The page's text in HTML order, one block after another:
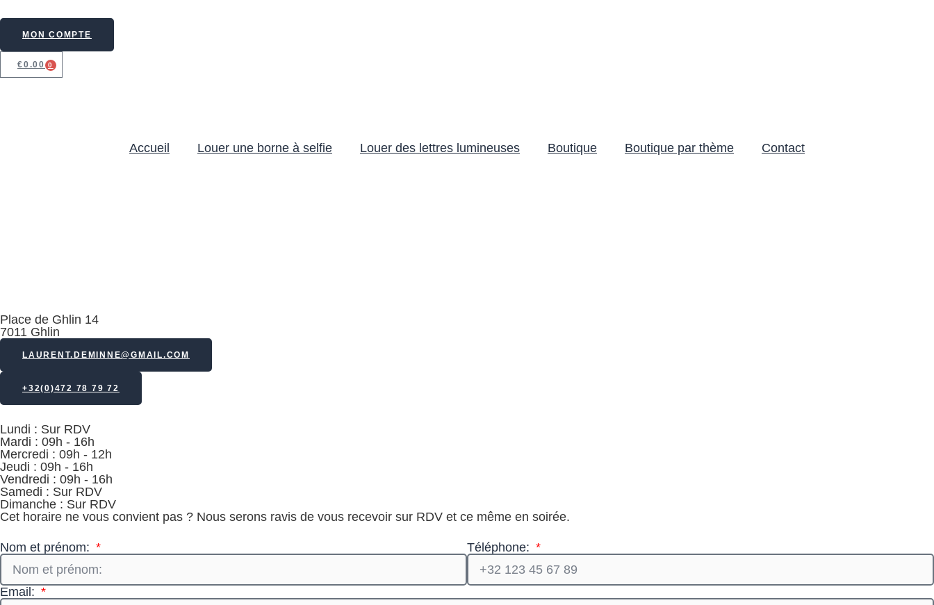
MON COMPTE
€0.00 0
Accueil Louer une borne à selfie Louer des lettres lumineuses Boutique Boutique par thème Contact
Place de Ghlin 14
7011 Ghlin
LAURENT.DEMINNE@GMAIL.COM
+32(0)472 78 79 72
Lundi : Sur RDV
Mardi : 09h - 16h
Mercredi : 09h - 12h
Jeudi : 09h - 16h
Vendredi : 09h - 16h
Samedi : Sur RDV
Dimanche : Sur RDV
Cet horaire ne vous convient pas ? Nous serons ravis de vous recevoir sur RDV et ce même en soirée.
Nom et prénom: Téléphone:
Email: